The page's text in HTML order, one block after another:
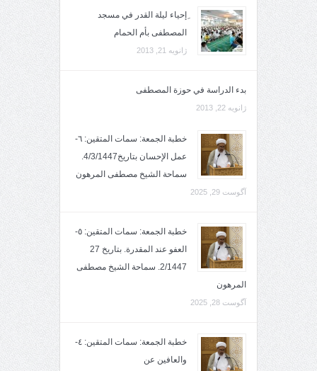
ِإحياء ليلة القدر في مسجد
المصطفى بأم الحمام
ژانویه 21, 2013
بدء الدراسة في حوزة المصطفى
ژانویه 22, 2013
خطبة الجمعة: سمات المتقين: ٦-
عمل الإحسان بتاريخ4/3/1447.
سماحة الشيخ مصطفى المرهون
آگوست 29, 2025
خطبة الجمعة: سمات المتقين: ٥-
العفو عند المقدرة. بتاريخ 27
2/1447. سماحة الشيخ مصطفى
المرهون
آگوست 28, 2025
خطبة الجمعة: سمات المتقين: ٤-
والعافين عن